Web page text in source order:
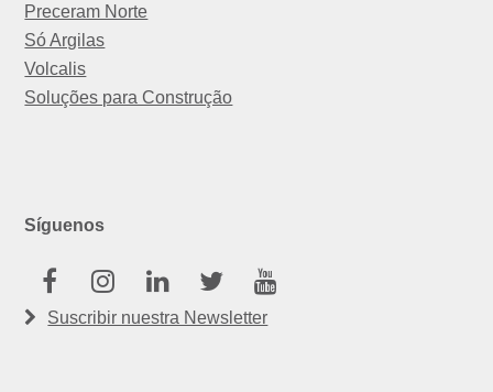
Preceram Norte
Só Argilas
Volcalis
Soluções para Construção
Síguenos
FacebookInstagram
LinkedinTwitter
Suscribir nuestra Newsletter